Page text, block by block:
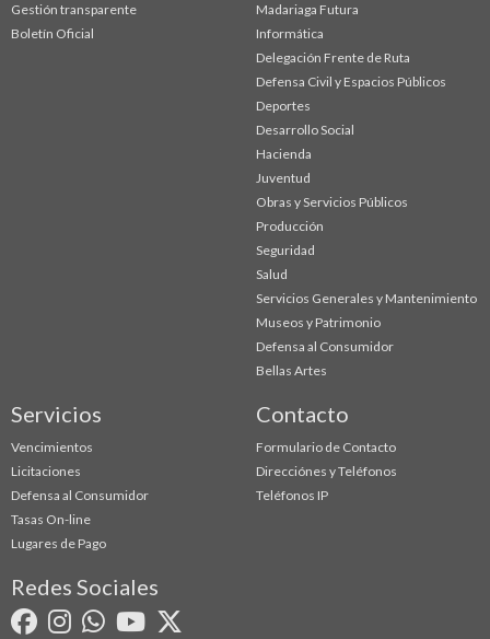
Gestión transparente
Boletín Oficial
Madariaga Futura
Informática
Delegación Frente de Ruta
Defensa Civil y Espacios Públicos
Deportes
Desarrollo Social
Hacienda
Juventud
Obras y Servicios Públicos
Producción
Seguridad
Salud
Servicios Generales y Mantenimiento
Museos y Patrimonio
Defensa al Consumidor
Bellas Artes
Servicios
Vencimientos
Licitaciones
Defensa al Consumidor
Tasas On-line
Lugares de Pago
Contacto
Formulario de Contacto
Direcciónes y Teléfonos
Teléfonos IP
Redes Sociales